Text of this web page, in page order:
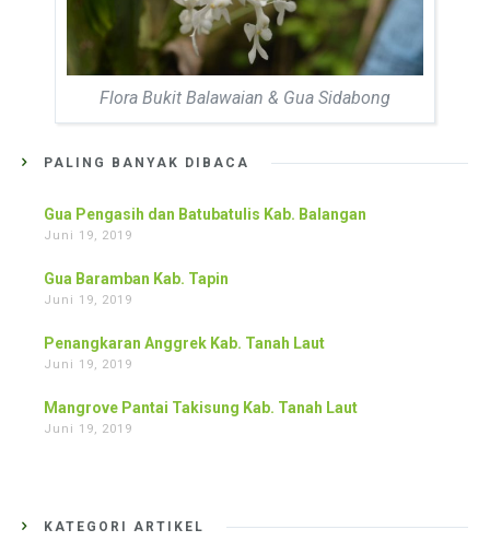
Flora Bukit Balawaian & Gua Sidabong
PALING BANYAK DIBACA
Gua Pengasih dan Batubatulis Kab. Balangan
Juni 19, 2019
Gua Baramban Kab. Tapin
Juni 19, 2019
Penangkaran Anggrek Kab. Tanah Laut
Juni 19, 2019
Mangrove Pantai Takisung Kab. Tanah Laut
Juni 19, 2019
KATEGORI ARTIKEL